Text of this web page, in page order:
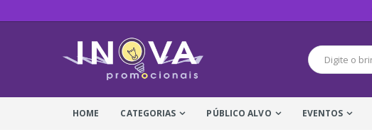
HOME CATEGORIAS PÚBLICO ALVO EVENTOS